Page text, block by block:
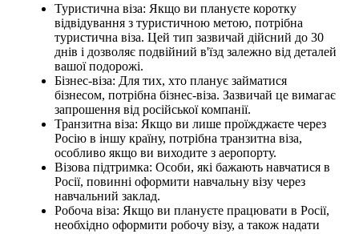
Туристична віза: Якщо ви плануєте коротку
відвідування з туристичною метою, потрібна
туристична віза. Цей тип зазвичай дійсний до 30
днів і дозволяє подвійний в'їзд залежно від деталей
вашої подорожі.
Бізнес-віза: Для тих, хто планує займатися
бізнесом, потрібна бізнес-віза. Зазвичай це вимагає
запрошення від російської компанії.
Транзитна віза: Якщо ви лише проїжджаєте через
Росію в іншу країну, потрібна транзитна віза,
особливо якщо ви виходите з аеропорту.
Візова підтримка: Особи, які бажають навчатися в
Росії, повинні оформити навчальну візу через
навчальний заклад.
Робоча віза: Якщо ви плануєте працювати в Росії,
необхідно оформити робочу візу, а також надати